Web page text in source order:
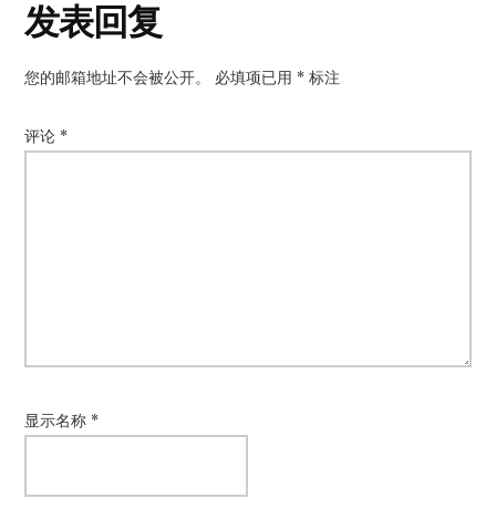
读
者
互
动
发表回复
您的邮箱地址不会被公开。 必填项已用 * 标注
评论 *
显示名称 *